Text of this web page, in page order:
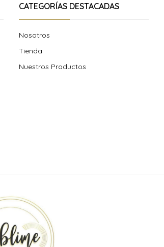
CATEGORÍAS DESTACADAS
Nosotros
Tienda
Nuestros Productos